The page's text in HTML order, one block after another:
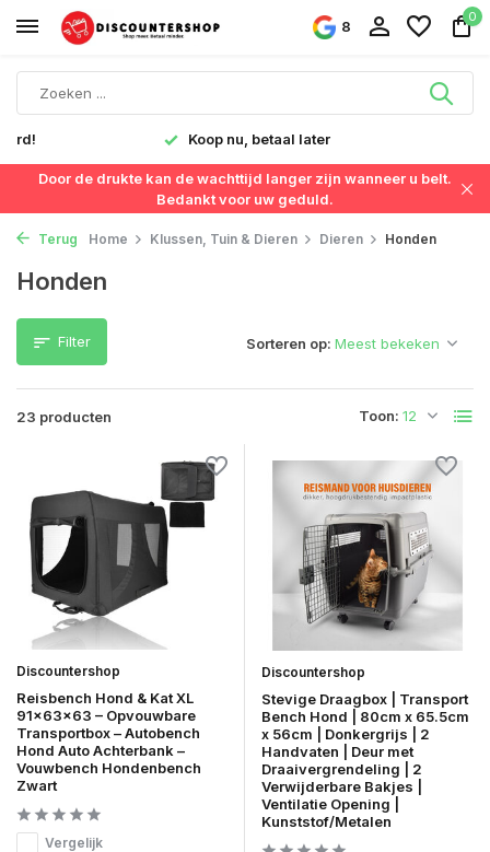
8
0
Snelle levering in Nederland & België
Door de drukte kan de wachttijd langer zijn wanneer u belt.
Bedankt voor uw geduld.
Terug Home Klussen, Tuin & Dieren Dieren Honden
Honden
Filter
23 producten Toon:
Sorteren op:
Discountershop
Reisbench Hond & Kat XL
91x63x63 – Opvouwbare
Transportbox – Autobench
Hond Auto Achterbank –
Vouwbench Hondenbench
Zwart
Vergelijk
Discountershop
Stevige Draagbox | Transport
Bench Hond | 80cm x 65.5cm
x 56cm | Donkergrijs | 2
Handvaten | Deur met
Draaivergrendeling | 2
Verwijderbare Bakjes |
Ventilatie Opening |
Kunststof/Metalen